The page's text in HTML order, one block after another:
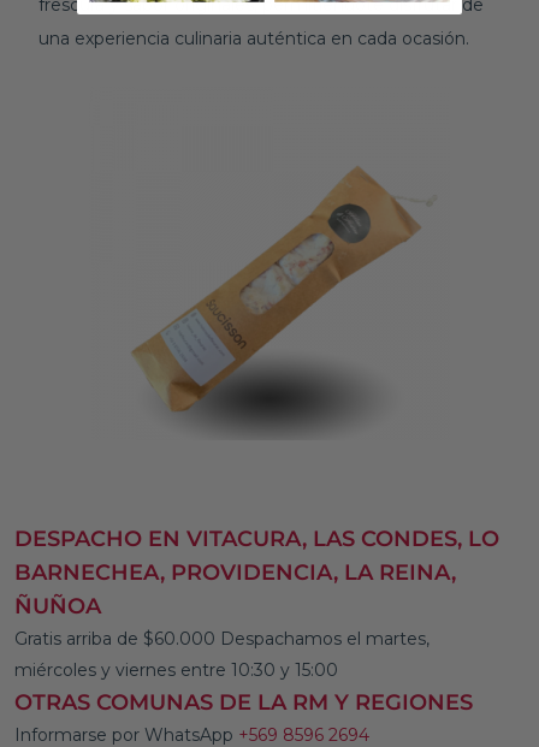
frescura y sabor originales, permitiéndote disfrutar de
una experiencia culinaria auténtica en cada ocasión.
DESPACHO EN VITACURA, LAS CONDES, LO
BARNECHEA, PROVIDENCIA, LA REINA,
ÑUÑOA
Gratis arriba de $60.000 Despachamos el martes,
miércoles y viernes entre 10:30 y 15:00
OTRAS COMUNAS DE LA RM Y REGIONES
Informarse por WhatsApp +569 8596 2694